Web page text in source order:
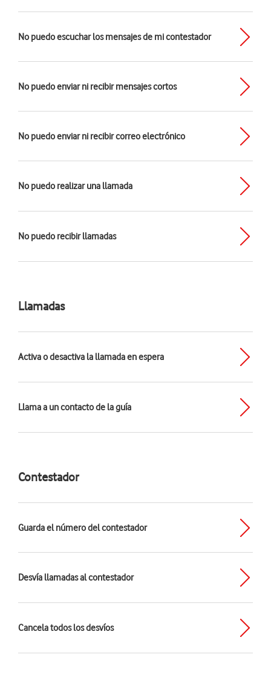
No puedo escuchar los mensajes de mi contestador
No puedo enviar ni recibir mensajes cortos
No puedo enviar ni recibir correo electrónico
No puedo realizar una llamada
No puedo recibir llamadas
Llamadas
Activa o desactiva la llamada en espera
Llama a un contacto de la guía
Contestador
Guarda el número del contestador
Desvía llamadas al contestador
Cancela todos los desvíos